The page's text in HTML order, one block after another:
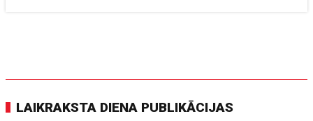
LAIKRAKSTA DIENA PUBLIKĀCIJAS